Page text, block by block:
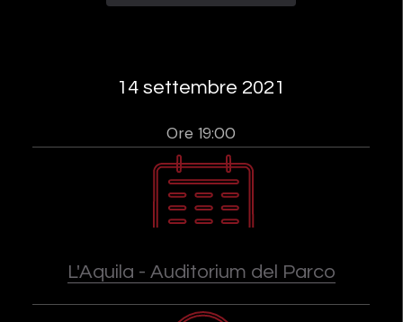
14 settembre 2021
Ore 19:00
L'Aquila - Auditorium del Parco